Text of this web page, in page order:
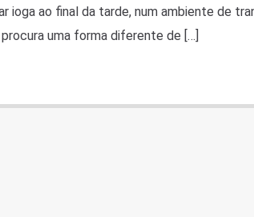
ioga ao final da tarde, num ambiente de
uma forma diferente de […]